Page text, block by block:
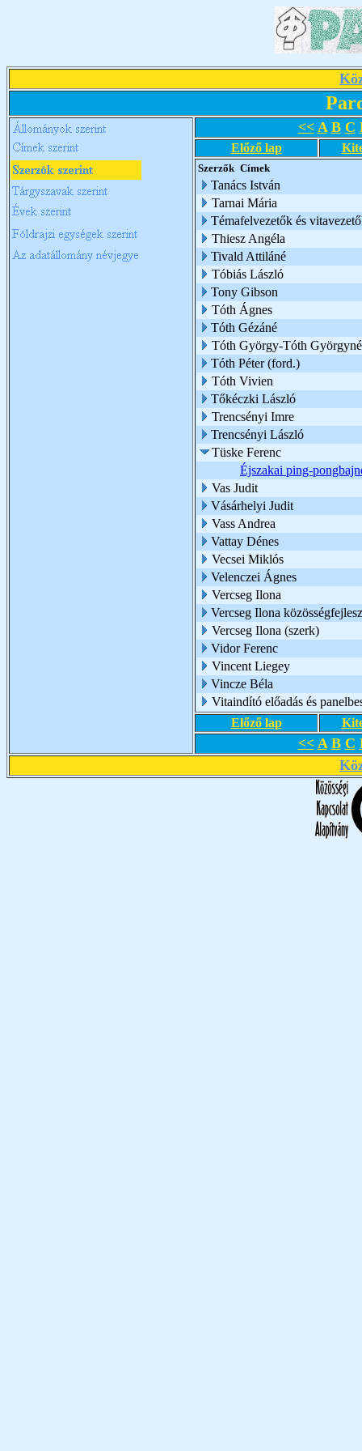
<< A B C
Előző lap
Szerzők Címek
Tanács István
Tarnai Mária
Témafelvezetők és
Thiesz Angéla
Tivald Attiláné
Tóbiás László
Tony Gibson
Tóth Ágnes
Tóth Gézáné
Tóth György-Tóth Györgyné
Tóth Péter (ford.)
Tóth Vivien
Tőkéczki László
Trencsényi Imre
Trencsényi László
Tüske Ferenc
Éjszakai ping-
Vas Judit
Vásárhelyi Judit
Vass Andrea
Vattay Dénes
Vecsei Miklós
Velenczei Ágnes
Vercseg Ilona
Vercseg Ilona
Vercseg Ilona (szerk)
Vidor Ferenc
Vincent Liegey
Vincze Béla
Vitaindító előadás és
Előző lap
<< A B C